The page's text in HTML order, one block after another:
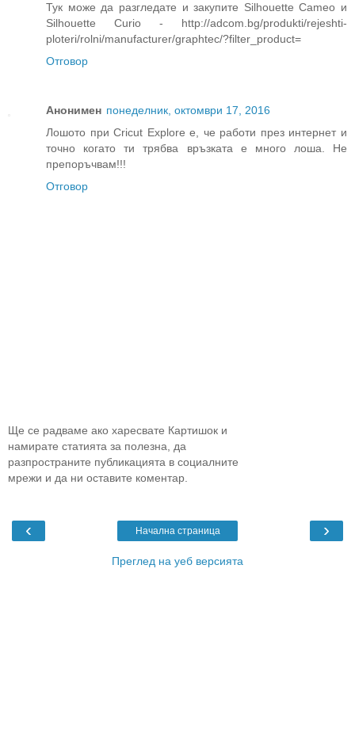
Тук може да разгледате и закупите Silhouette Cameo и
Silhouette Curio - http://adcom.bg/produkti/rejeshti-
ploteri/rolni/manufacturer/graphtec/?filter_product=
Отговор
Анонимен понеделник, октомври 17, 2016
Лошото при Cricut Explore е, че работи през интернет и
точно когато ти трябва връзката е много лоша. Не
препоръчвам!!!
Отговор
Ще се радваме ако харесвате Картишок и
намирате статията за полезна, да
разпространите публикацията в социалните
мрежи и да ни оставите коментар.
‹ ›
Начална страница
Преглед на уеб версията